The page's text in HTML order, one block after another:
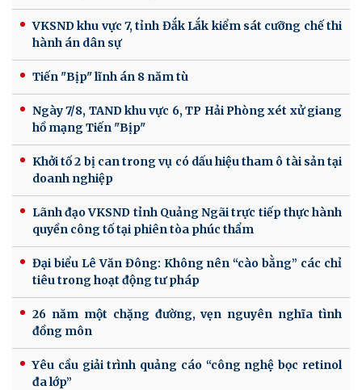
VKSND khu vực 7, tỉnh Đắk Lắk kiểm sát cưỡng chế thi
hành án dân sự
Tiến "Bịp" lĩnh án 8 năm tù
Ngày 7/8, TAND khu vực 6, TP Hải Phòng xét xử giang
hồ mạng Tiến "Bịp"
Khởi tố 2 bị can trong vụ có dấu hiệu tham ô tài sản tại
doanh nghiệp
Lãnh đạo VKSND tỉnh Quảng Ngãi trực tiếp thực hành
quyền công tố tại phiên tòa phúc thẩm
Đại biểu Lê Văn Đông: Không nên “cào bằng” các chỉ
tiêu trong hoạt động tư pháp
26 năm một chặng đường, vẹn nguyên nghĩa tình
đồng môn
Yêu cầu giải trình quảng cáo “công nghệ bọc retinol
đa lớp”